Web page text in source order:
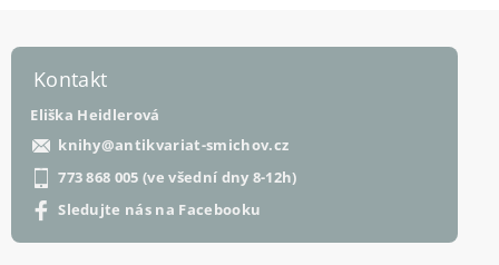
Kontakt
Eliška Heidlerová
knihy@antikvariat-smichov.cz
773 868 005 (ve všední dny 8-12h)
Sledujte nás na Facebooku